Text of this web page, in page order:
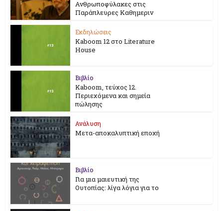
Ανθρωποφύλακες στις
Παράπλευρες Καθημεριν
Εκδηλώσεις
Kaboom 12 στο Literature
House
Βιβλίο
Kaboom, τεύχος 12.
Περιεχόμενα και σημεία
πώλησης
Ανάλυση
Μετα-αποκαλυπτική εποχή
Βιβλίο
Για μια μαιευτική της
Ουτοπίας: λίγα λόγια για το